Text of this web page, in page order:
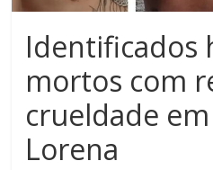
Identificados
mortos com
crueldade
Lorena